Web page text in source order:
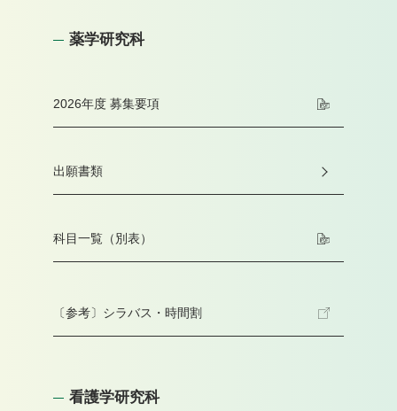
薬学研究科
2026年度 募集要項
出願書類
科目一覧（別表）
〔参考〕シラバス・時間割
看護学研究科